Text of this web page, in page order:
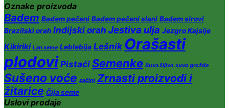
Oznake proizvoda
Badem Badem pečeni Badem pečeni slani Badem sirovi
Brazilski orah Indijski orah Jestiva ulja Jezgro Kajsije
Kikiriki Lan seme Leblebija Lešnik Orašasti
plodoviPistaćiSemenke Suva šljiva suvo grožđe
Sušeno voće začini Zrnasti proizvodi i
žitarice Čija seme
Uslovi prodaje